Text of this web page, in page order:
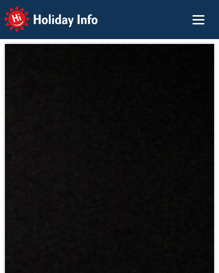
Holiday Info